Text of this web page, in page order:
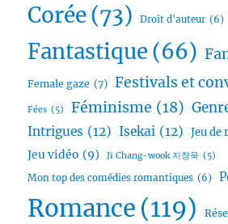
Corée(73) Droit d'auteur (6)
Fantastique (66)
Female gaze (7) Festivals et
Fées (5) Féminisme (18)
Intrigues (12) Isekai (12) Jeu de
Jeu vidéo (9) Ji Chang-wook 지창욱 (5)
Mon top des comédies romantiques (6)
Romance (119)